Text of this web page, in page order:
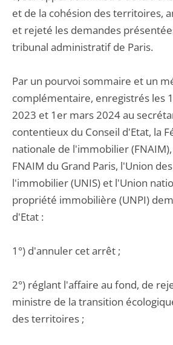
et de la cohésion des territoires,
et rejeté les demandes
tribunal administratif de Paris.
Par un pourvoi sommaire et un
complémentaire, enregistrés les
2023 et 1er mars 2024 au
contentieux du Conseil d'Etat, la
nationale de l'immobilier
FNAIM du Grand Paris, l'Union
l'immobilier (UNIS) et l'Union
propriété immobilière (UNPI)
d'Etat :
1°) d'annuler cet arrêt ;
2°) réglant l'affaire au fond, de
ministre de la transition
des territoires ;